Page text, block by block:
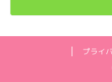
プライ